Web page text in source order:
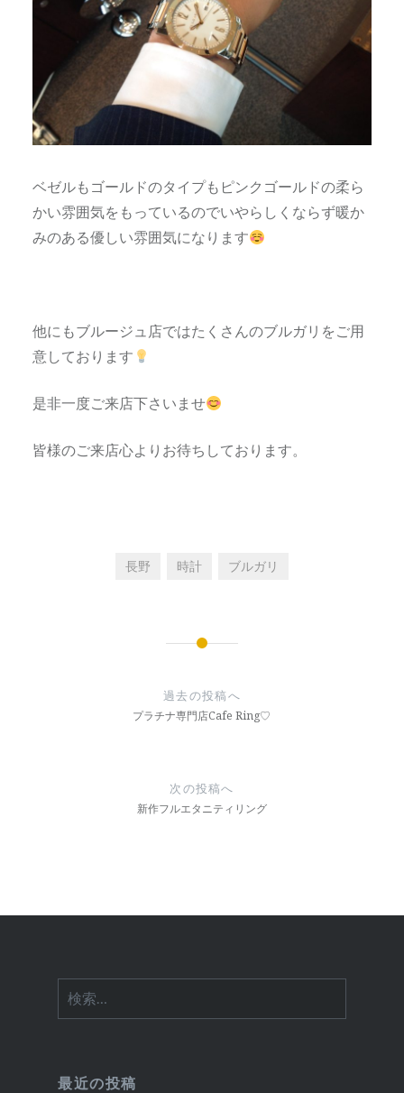
ベゼルもゴールドのタイプもピンクゴールドの柔ら
かい雰囲気をもっているのでいやらしくならず暖か
みのある優しい雰囲気になります
他にもブルージュ店ではたくさんのブルガリをご用
意しております
是非一度ご来店下さいませ
皆様のご来店心よりお待ちしております。
長野 時計 ブルガリ
ン
過去の投稿へ
プラチナ専門店Cafe Ring♡
次の投稿へ
新作フルエタニティリング
検
索:
最近の投稿